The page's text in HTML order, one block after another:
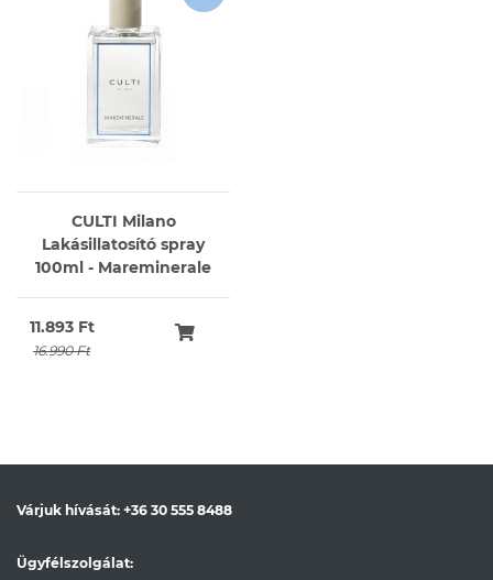
CULTI Milano
Lakásillatosító spray
100ml - Mareminerale
11.893 Ft
16.990 Ft
Várjuk hívását: +36 30 555 8488
Ügyfélszolgálat: